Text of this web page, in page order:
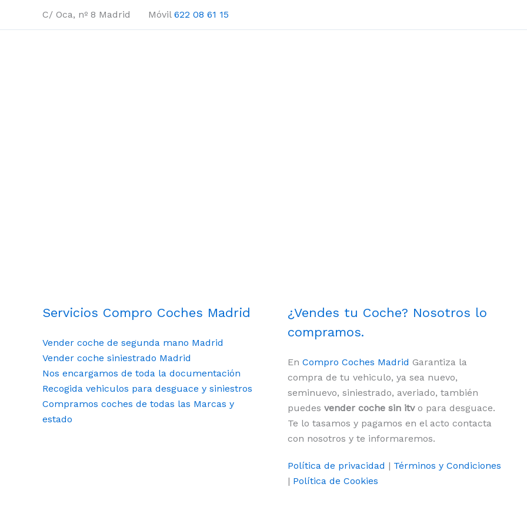
C/ Oca, nº 8 Madrid Móvil 622 08 61 15
Servicios Compro Coches Madrid
Vender coche de segunda mano Madrid
Vender coche siniestrado Madrid
Nos encargamos de toda la documentación
Recogida vehiculos para desguace y siniestros
Compramos coches de todas las Marcas y
estado
¿Vendes tu Coche? Nosotros lo
compramos.
En Compro Coches Madrid Garantiza la
compra de tu vehiculo, ya sea nuevo,
seminuevo, siniestrado, averiado, también
puedes vender coche sin itvo para desguace.
Te lo tasamos y pagamos en el acto contacta
con nosotros y te informaremos.
Política de privacidad | Términos y Condiciones
| Política de Cookies